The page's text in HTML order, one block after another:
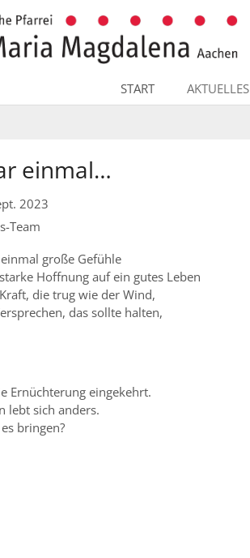
START AKTUELLES
einmal…
2023
Team
große Gefühle
Hoffnung auf ein gutes Leben
die trug wie der Wind,
das sollte halten,
Ernüchterung eingekehrt.
lebt sich anders.
bringen?